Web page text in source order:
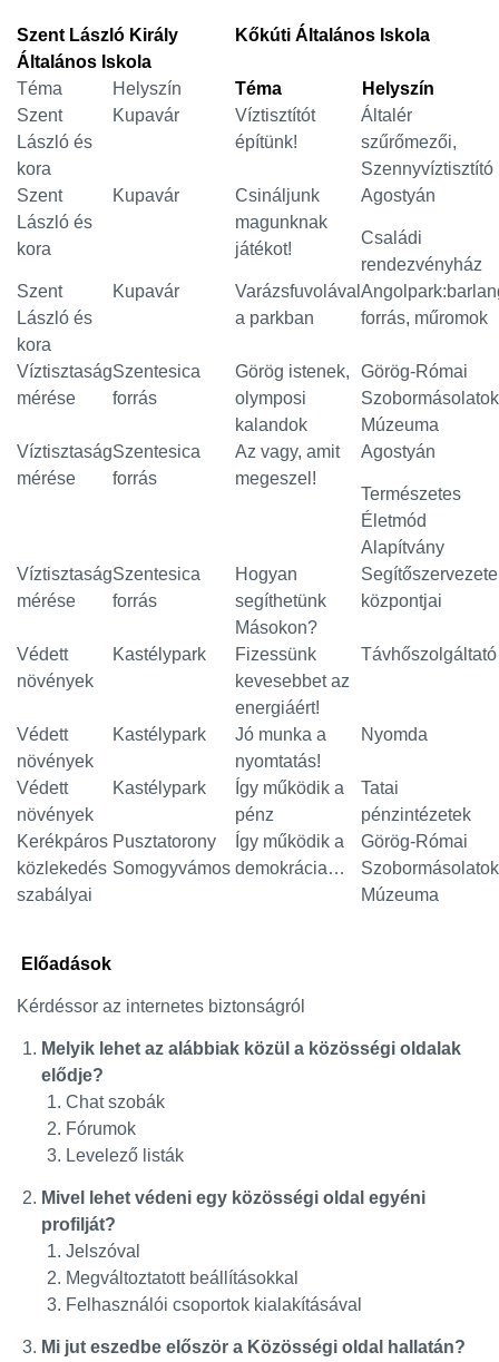
Szent László Király
Általános Iskola
Kőkúti Általános Iskola
Téma Helyszín Téma
Helyszín
Szent
László és
kora
Kupavár
Víztisztítót
építünk!
Általér
szűrőmezői,
Szennyvíztisztító
Szent
László és
kora
Kupavár
Csináljunk
magunknak
játékot!
Agostyán
Családi
rendezvényház
Szent
László és
kora
Kupavár
Varázsfuvolával
a parkban
forrás, műromok
Víztisztaság
mérése
Szentesica
forrás
Görög istenek,
olymposi
kalandok
Görög-Római
Szobormásolatok
Múzeuma
Víztisztaság
mérése
Szentesica
forrás
Az vagy, amit
megeszel!
Agostyán
Természetes
Életmód
Alapítvány
Víztisztaság
mérése
Szentesica
forrás
Hogyan
segíthetünk
Másokon?
központjai
Védett
növények
Kastélypark
Fizessünk
kevesebbet az
energiáért!
Távhőszolgáltató
Védett
növények
Kastélypark
Jó munka a
nyomtatás!
Nyomda
Védett
növények
Kastélypark
Így működik a
pénz
Tatai
pénzintézetek
Kerékpáros
közlekedés
szabályai
Pusztatorony
Somogyvámos
Így működik a
demokrácia…
Görög-Római
Szobormásolatok
Múzeuma
Előadások
Kérdéssor az internetes biztonságról
Melyik lehet az alábbiak közül a közösségi oldalak
elődje?
Chat szobák
Fórumok
Levelező listák
Mivel lehet védeni egy közösségi oldal egyéni
profilját?
Jelszóval
Megváltoztatott beállításokkal
Felhasználói csoportok kialakításával
Mi jut eszedbe először a Közösségi oldal hallatán?